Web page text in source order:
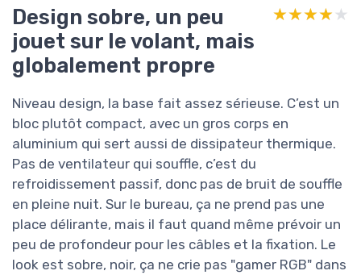
Design sobre, un peu
jouet sur le volant, mais
globalement propre
★★★★★
★★★★★
Niveau design, la base fait assez sérieuse. C’est un
bloc plutôt compact, avec un gros corps en
aluminium qui sert aussi de dissipateur thermique.
Pas de ventilateur qui souffle, c’est du
refroidissement passif, donc pas de bruit de souffle
en pleine nuit. Sur le bureau, ça ne prend pas une
place délirante, mais il faut quand même prévoir un
peu de profondeur pour les câbles et la fixation. Le
look est sobre, noir, ça ne crie pas "gamer RGB" dans